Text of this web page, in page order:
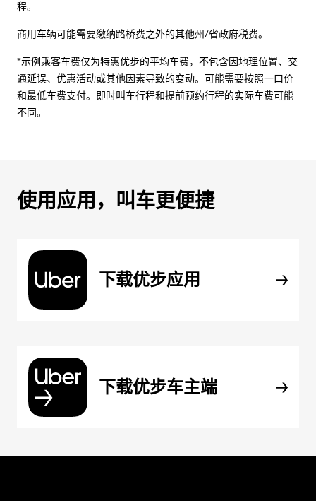
程。
商用车辆可能需要缴纳路桥费之外的其他州/省政府税费。
*示例乘客车费仅为特惠优步的平均车费，不包含因地理位置、交
通延误、优惠活动或其他因素导致的变动。可能需要按照一口价
和最低车费支付。即时叫车行程和提前预约行程的实际车费可能
不同。
使用应用，叫车更便捷
下载优步应用
下载优步车主端